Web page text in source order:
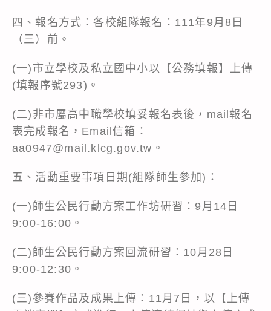
四、報名方式：各校組隊報名：111年9月8日
（三）前。
(一)市立學校及私立國中小以【公務填報】上傳
(填報序號293)。
(二)非市屬高中職學校填妥報名表後，mail報名
表完成報名，Email信箱：
aa0947@mail.klcg.gov.tw。
五、活動重要事項日期(組隊師生參加)：
(一)師生公民行動方案工作坊研習：9月14日
9:00-16:00。
(二)師生公民行動方案回流研習：10月28日
9:00-12:30。
(三)參賽作品及成果上傳：11月7日，以【上傳